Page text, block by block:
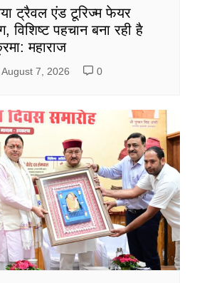
ट्रैवल एंड टूरिज्म फेयर
विशिष्ट पहचान बना रही है
महाराज
August 7, 2026 0